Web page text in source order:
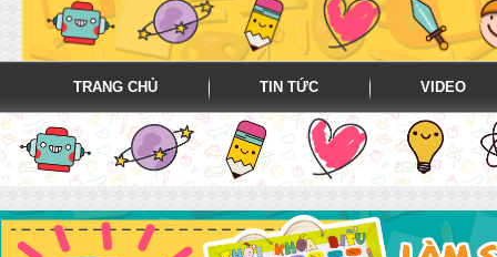
TRANG CHỦ TIN TỨC VIDEO